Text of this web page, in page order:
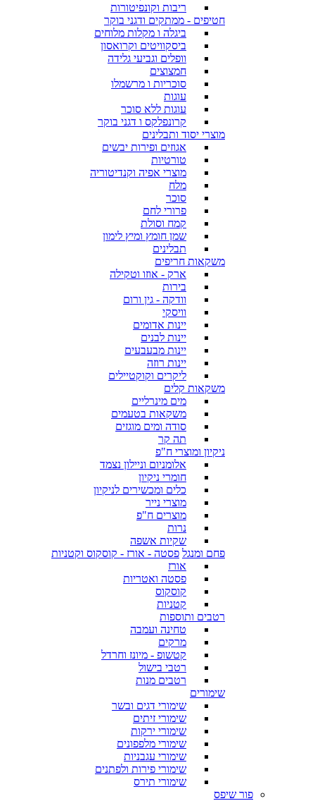
ריבות וקונפיטורות
חטיפים - ממתקים ודגני בוקר
ביגלה ו מקלות מלוחים
ביסקוויטים וקרואסון
וופלים וגביעי גלידה
חמצוצים
סוכריות ו מרשמלו
עוגות
עוגות ללא סוכר
קרונפלקס ו דגני בוקר
מוצרי יסוד ותבלינים
אגוזים ופירות יבשים
טורטיות
מוצרי אפיה וקנדיטוריה
מלח
סוכר
פרורי לחם
קמח וסולת
שמן חומץ ומיץ לימון
תבלינים
משקאות חריפים
ארק - אוזו וטקילה
בירות
וודקה - גין ורום
וויסקי
יינות אדומים
יינות לבנים
יינות מבעבעים
יינות רוזה
ליקרים וקוקטיילים
משקאות קלים
מים מינרליים
משקאות בטעמים
סודה ומים מוגזים
תה קר
ניקיון ומוצרי ח"פ
אלומניום וניילון נצמד
חומרי ניקיון
כלים ומכשירים לניקיון
מוצרי נייר
מוצרים ח"פ
נרות
שקיות אשפה
פחם ומנגל פסטה - אורז - קוסקוס וקטניות
אורז
פסטה ואטריות
קוסקוס
קטניות
רטבים ותוספות
טחינה ועמבה
מרקים
קטשופ - מיונז וחרדל
רטבי בישול
רטבים מנות
שימורים
שימורי דגים ובשר
שימורי זיתים
שימורי ירקות
שימורי מלפפונים
שימורי עגבניות
שימורי פירות ולפתנים
שימורי תירס
פור שיפס